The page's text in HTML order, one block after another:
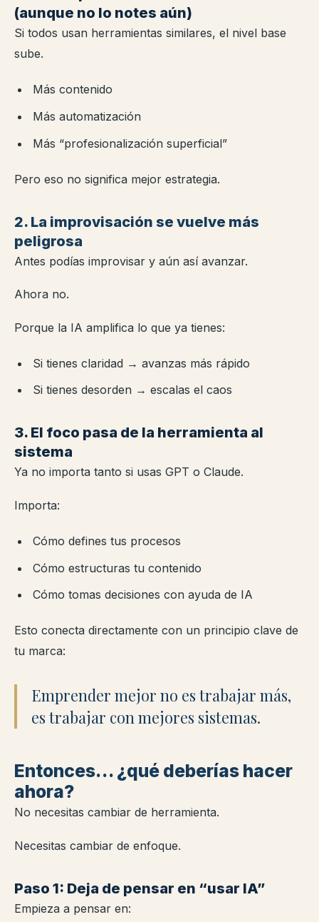
(aunque no lo notes aún)
Si todos usan herramientas similares, el nivel base
sube.
Más contenido
Más automatización
Más “profesionalización superficial”
Pero eso no significa mejor estrategia.
2. La improvisación se vuelve más
peligrosa
Antes podías improvisar y aún así avanzar.
Ahora no.
Porque la IA amplifica lo que ya tienes:
Si tienes claridad → avanzas más rápido
Si tienes desorden → escalas el caos
3. El foco pasa de la herramienta al
sistema
Ya no importa tanto si usas GPT o Claude.
Importa:
Cómo defines tus procesos
Cómo estructuras tu contenido
Cómo tomas decisiones con ayuda de IA
Esto conecta directamente con un principio clave de
tu marca:
Emprender mejor no es trabajar más,
es trabajar con mejores sistemas.
Entonces… ¿qué deberías hacer
ahora?
No necesitas cambiar de herramienta.
Necesitas cambiar de enfoque.
Paso 1: Deja de pensar en “usar IA”
Empieza a pensar en: